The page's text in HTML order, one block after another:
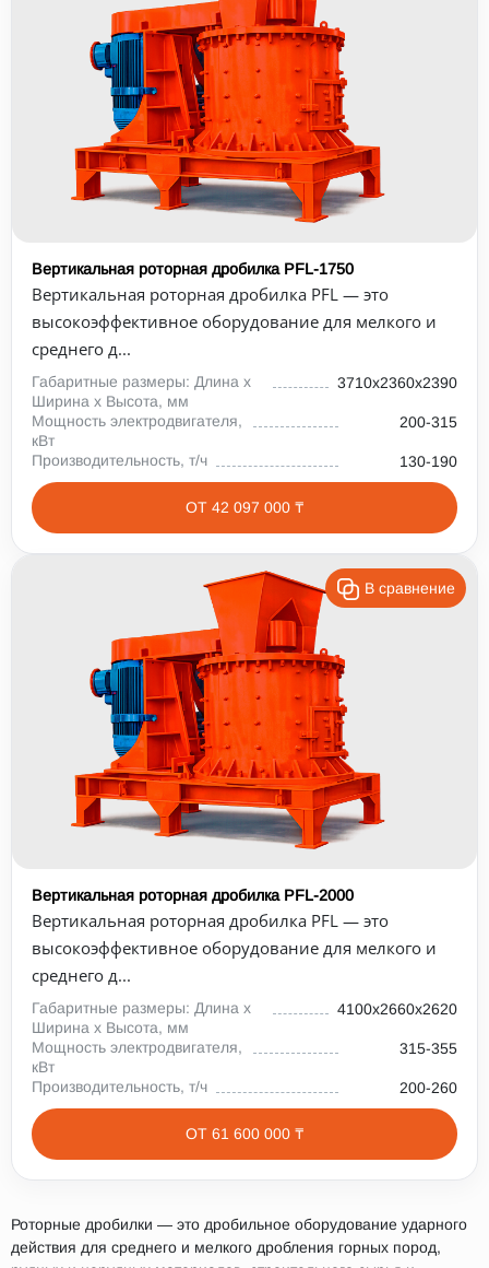
Вертикальная роторная дробилка PFL-1750
Вертикальная роторная дробилка PFL — это
высокоэффективное оборудование для мелкого и
среднего д...
Габаритные размеры: Длина х
Ширина х Высота, мм
3710х2360х2390
Мощность электродвигателя,
кВт
200-315
Производительность, т/ч 130-190
ОТ 42 097 000 ₸
В сравнение
Вертикальная роторная дробилка PFL-2000
Вертикальная роторная дробилка PFL — это
высокоэффективное оборудование для мелкого и
среднего д...
Габаритные размеры: Длина х
Ширина х Высота, мм
4100х2660х2620
Мощность электродвигателя,
кВт
315-355
Производительность, т/ч 200-260
ОТ 61 600 000 ₸
Роторные дробилки — это дробильное оборудование ударного
действия для среднего и мелкого дробления горных пород,